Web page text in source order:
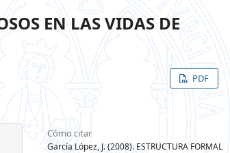
EN LAS VIDAS DE
PDF
Cómo citar
García López, J. (2008). ESTRUCTURA FORMAL